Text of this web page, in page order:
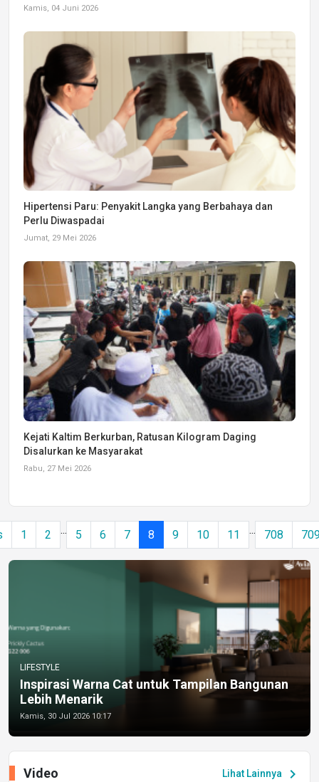
Kamis, 04 Juni 2026
Hipertensi Paru: Penyakit Langka yang Berbahaya dan
Perlu Diwaspadai
Jumat, 29 Mei 2026
Kejati Kaltim Berkurban, Ratusan Kilogram Daging
Disalurkan ke Masyarakat
Rabu, 27 Mei 2026
1 2 ... 5 6 7 8 9 10 11 ... 708
LIFESTYLE
Inspirasi Warna Cat untuk Tampilan Bangunan
Lebih Menarik
Kamis, 30 Jul 2026 10:17
Lihat Lainnya chevron_right
Video